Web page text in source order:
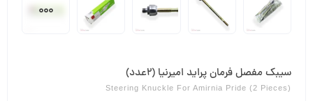
سیبک مفصل فرمان پراید امیرنیا (2عدد)
Steering Knuckle For Amirnia Pride (2 Pieces)